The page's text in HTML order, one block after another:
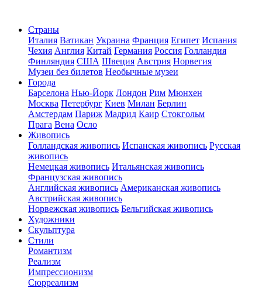
Страны
Италия Ватикан Украина Франция Египет Испания
Чехия Англия Китай Германия Россия Голландия
Финляндия США Швеция Австрия Норвегия
Музеи без билетов Необычные музеи
Города
Барселона Нью-Йорк Лондон Рим Мюнхен
Москва Петербург Киев Милан Берлин
Амстердам Париж Мадрид Каир Стокгольм
Прага Вена Осло
Живопись
Голландская живопись Испанская живопись Русская
живопись
Немецкая живопись Итальянская живопись
Французская живопись
Английская живопись Американская живопись
Австрийская живопись
Норвежская живопись Бельгийская живопись
Художники
Скульптура
Стили
Романтизм
Реализм
Импрессионизм
Сюрреализм